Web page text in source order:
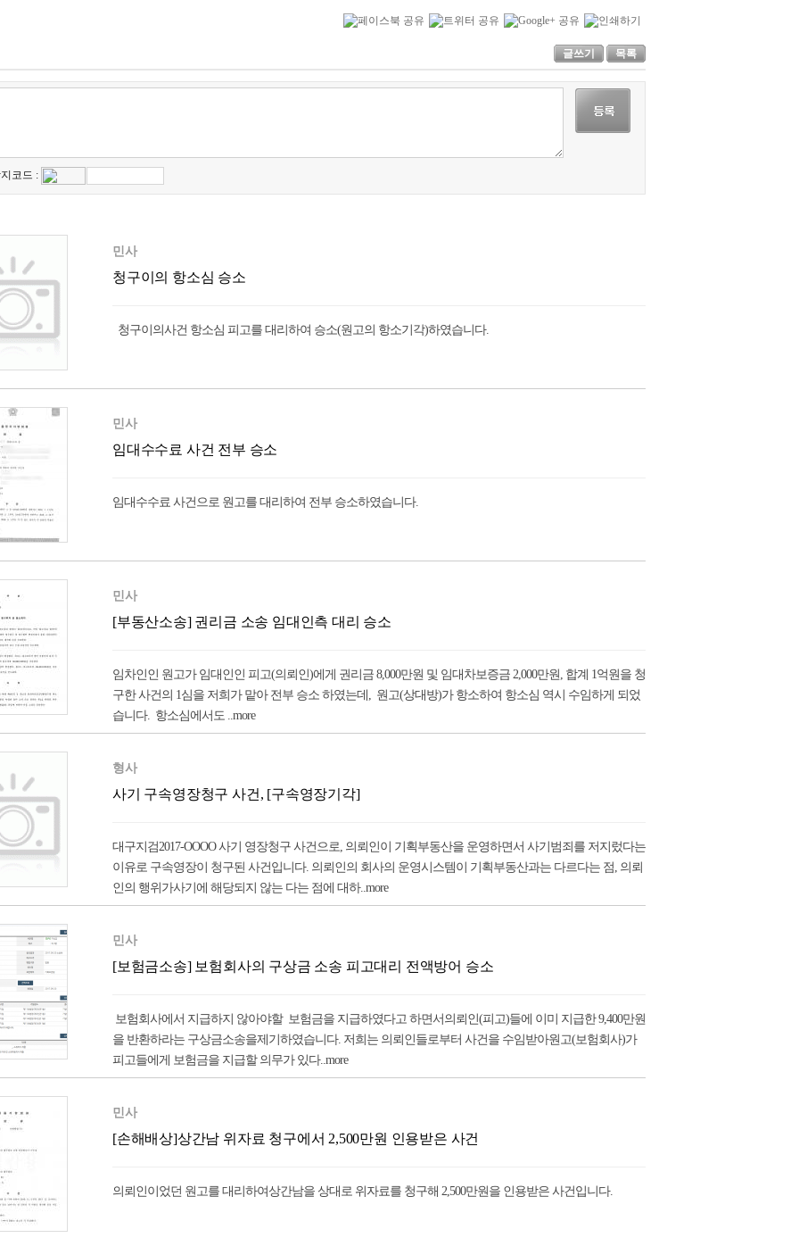
글쓰기 목록
코드 :
민사
청구이의 항소심 승소
청구이의사건 항소심 피고를 대리하여 승소(원고의 항소기각)하였습니다.
민사
임대수수료 사건 전부 승소
임대수수료 사건으로 원고를 대리하여 전부 승소하였습니다.
민사
[부동산소송] 권리금 소송 임대인측 대리 승소
임차인인 원고가 임대인인 피고(의뢰인)에게 권리금 8,000만원 및 임대차보증금 2,000만원, 합계 1억원을 청
구한 사건의 1심을 저희가 맡아 전부 승소 하였는데, 원고(상대방)가 항소하여 항소심 역시 수임하게 되었
습니다. 항소심에서도 ..more
형사
사기 구속영장청구 사건, [구속영장기각]
대구지검2017-OOOO 사기 영장청구 사건으로, 의뢰인이 기획부동산을 운영하면서 사기범죄를 저지렀다는
이유로 구속영장이 청구된 사건입니다. 의뢰인의 회사의 운영시스템이 기획부동산과는 다르다는 점, 의뢰
인의 행위가사기에 해당되지 않는 다는 점에 대하..more
민사
[보험금소송] 보험회사의 구상금 소송 피고대리 전액방어 승소
보험회사에서 지급하지 않아야할 보험금을 지급하였다고 하면서의뢰인(피고)들에 이미 지급한 9,400만원
을 반환하라는 구상금소송을제기하였습니다. 저희는 의뢰인들로부터 사건을 수임받아원고(보험회사)가
피고들에게 보험금을 지급할 의무가 있다..more
민사
[손해배상]상간남 위자료 청구에서 2,500만원 인용받은 사건
의뢰인이었던 원고를 대리하여상간남을 상대로 위자료를 청구해 2,500만원을 인용받은 사건입니다.